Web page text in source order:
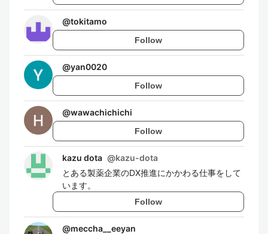
@tokitamo
Follow
@yan0020
Follow
@wawachichichi
Follow
kazu dota @kazu-dota
とある製薬企業のDX推進にかかわる仕事をして
います。
Follow
@meccha__eeyan